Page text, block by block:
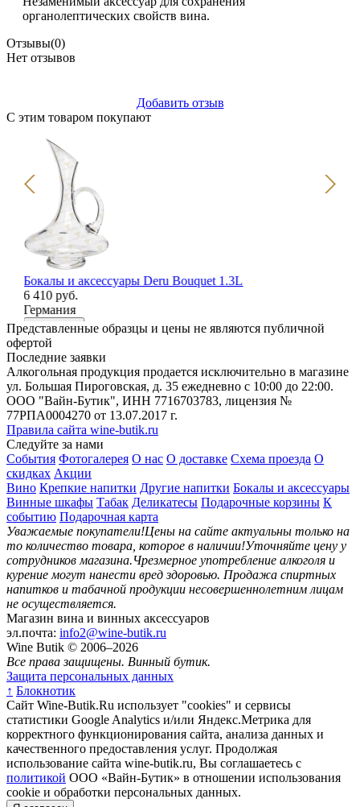
органолептических свойств вина.
Отзывы(0)
Нет отзывов
Добавить отзыв
С этим товаром покупают
Бокалы и аксессуары Deru Bouquet 1.3L
6 410 руб.
Германия
В корзину
Представленные образцы и цены не являются публичной
офертой
Последние заявки
Алкогольная продукция продается исключительно в магазине
ул. Большая Пироговская, д. 35 ежедневно с 10:00 до 22:00.
ООО "Вайн-Бутик", ИНН 7716703783, лицензия №
77РПА0004270 от 13.07.2017 г.
Правила сайта wine-butik.ru
Следуйте за нами
События Фотогалерея О нас О доставке Схема проезда О
скидках Акции
Вино Крепкие напитки Другие напитки Бокалы и аксессуары
Винные шкафы Табак Деликатесы Подарочные корзины К
событию Подарочная карта
Уважаемые покупатели!Цены на сайте актуальны только на
то количество товара, которое в наличии!Уточняйте цену у
сотрудников магазина.Чрезмерное употребление алкоголя и
курение могут нанести вред здоровью. Продажа спиртных
напитков и табачной продукции несовершеннолетним лицам
не осуществляется.
Магазин вина и винных аксессуаров
эл.почта: info2@wine-butik.ru
Wine Butik © 2006–2026
Все права защищены. Винный бутик.
Защита персональных данных
↑ Блокнотик
Сайт Wine-Butik.Ru использует "cookies" и сервисы
статистики Google Analytics и/или Яндекс.Метрика для
корректного функционирования сайта, анализа данных и
качественного предоставления услуг. Продолжая
использование сайта wine-butik.ru, Вы соглашаетесь с
политикой ООО «Вайн-Бутик» в отношении использования
cookie и обработки персональных данных.